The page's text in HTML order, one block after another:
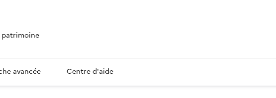
patrimoine
avancée Centre d'aide